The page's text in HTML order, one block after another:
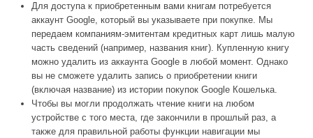
Для доступа к приобретенным вами книгам потребуется
аккаунт Google, который вы указываете при покупке. Мы
передаем компаниям-эмитентам кредитных карт лишь малую
часть сведений (например, названия книг). Купленную книгу
можно удалить из аккаунта Google в любой момент. Однако
вы не сможете удалить запись о приобретении книги
(включая название) из истории покупок Google Кошелька.
Чтобы вы могли продолжать чтение книги на любом
устройстве с того места, где закончили в прошлый раз, а
также для правильной работы функции навигации мы